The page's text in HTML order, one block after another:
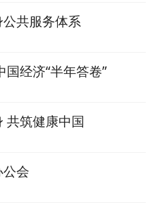
共服务体系
国经济“半年答卷”
共筑健康中国
会